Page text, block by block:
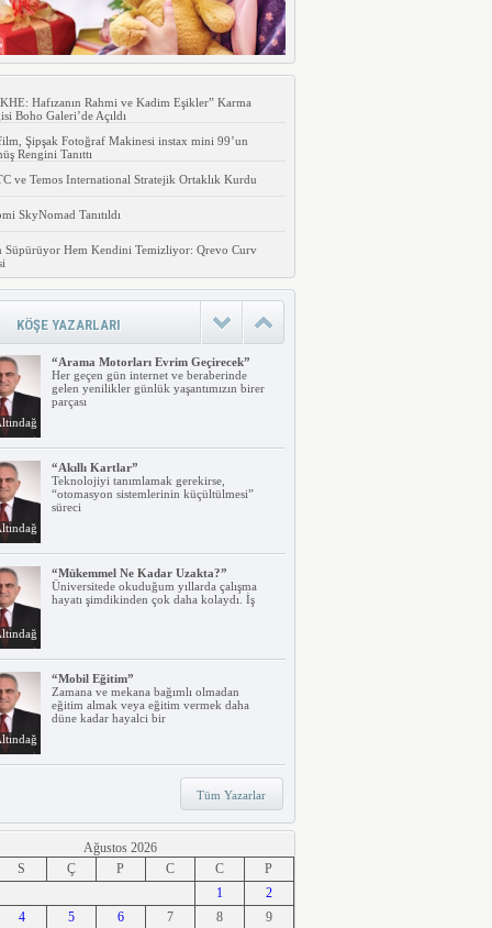
Hafızanın Rahmi ve Kadim Eşikler” Karma
Boho Galeri’de Açıldı
Şipşak Fotoğraf Makinesi instax mini 99’un
Rengini Tanıttı
ve Temos International Stratejik Ortaklık Kurdu
SkyNomad Tanıtıldı
Süpürüyor Hem Kendini Temizliyor: Qrevo Curv
KÖŞE YAZARLARI
“Arama Motorları Evrim Geçirecek”
Her geçen gün internet ve beraberinde
gelen yenilikler günlük yaşantımızın birer
parçası
“Akıllı Kartlar”
Teknolojiyi tanımlamak gerekirse,
“otomasyon sistemlerinin küçültülmesi”
süreci
“Mükemmel Ne Kadar Uzakta?”
Üniversitede okuduğum yıllarda çalışma
hayatı şimdikinden çok daha kolaydı. İş
“Mobil Eğitim”
Zamana ve mekana bağımlı olmadan
eğitim almak veya eğitim vermek daha
düne kadar hayalci bir
“Teknoloji, Hızlı Tren ve İrem…”
Belki dikkatinizi çekmiştir. Türkiye’nin ilk
hızlı treni Ankara – Eskişehir
“Ne Duruyorsunuz, Dijitalleşsenize!”
Arabanız kendi kendine park ederken, siz
apartmanınıza giriyor ve evinizin kapısını
Tüm Yazarlar
Ağustos 2026
S Ç P C C
P
1
2
4 5 6 7 8
9